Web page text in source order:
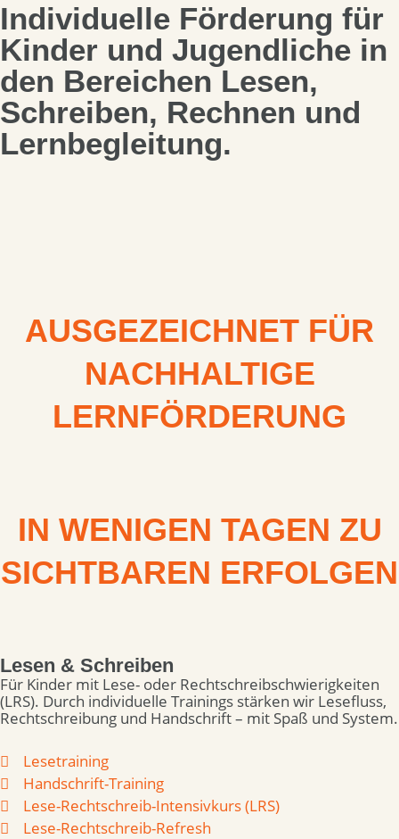
Individuelle Förderung für
Kinder und Jugendliche in
den Bereichen Lesen,
Schreiben, Rechnen und
Lernbegleitung.
AUSGEZEICHNET FÜR
NACHHALTIGE
LERNFÖRDERUNG
IN WENIGEN TAGEN ZU
SICHTBAREN ERFOLGEN
Lesen & Schreiben
Für Kinder mit Lese- oder Rechtschreibschwierigkeiten
(LRS). Durch individuelle Trainings stärken wir Lesefluss,
Rechtschreibung und Handschrift – mit Spaß und System.
Lesetraining
Handschrift-Training
Lese-Rechtschreib-Intensivkurs (LRS)
Lese-Rechtschreib-Refresh